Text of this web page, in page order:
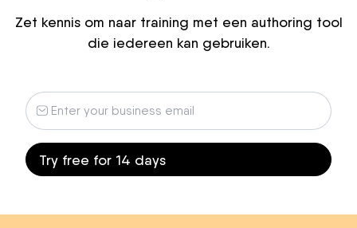
Zet kennis om naar training met een authoring tool
die iedereen kan gebruiken.